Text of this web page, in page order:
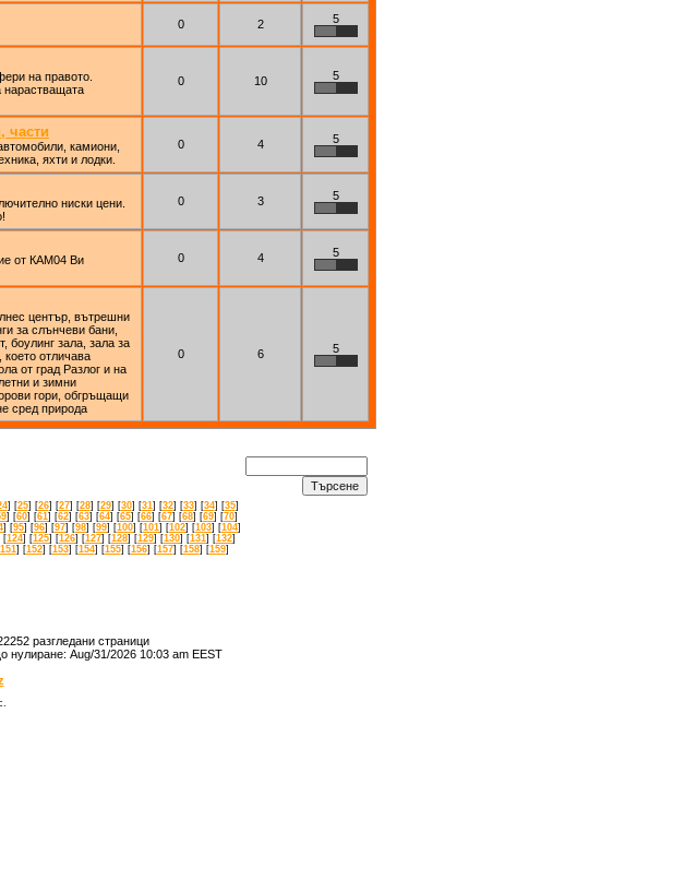
0 2 5
на правото.
нарастващата
0 10 5
части
камиони,
яхти и лодки.
0 4 5
ниски цени.
0 3 5
от КАМ04 Ви
0 4 5
център, вътрешни
за слънчеви бани,
боулинг зала, зала за
което отличава
от град Разлог и на
и зимни
гори, обгръщащи
сред природа
0 6 5
] [25] [26] [27] [28] [29] [30] [31 ] [32] [33] [34] [35]
] [60] [61 ] [62] [63] [64] [65] [66] [67] [68] [69] [70]
] [95] [96] [97] [98] [99] [100] [101 ] [102] [103] [104]
[124] [125] [126] [127] [128] [129] [130] [131 ] [132]
151 ] [152] [153] [154] [155] [156] [157] [158] [159]
разгледани страници
нулиране: Aug/31/2026 10:03 am EEST